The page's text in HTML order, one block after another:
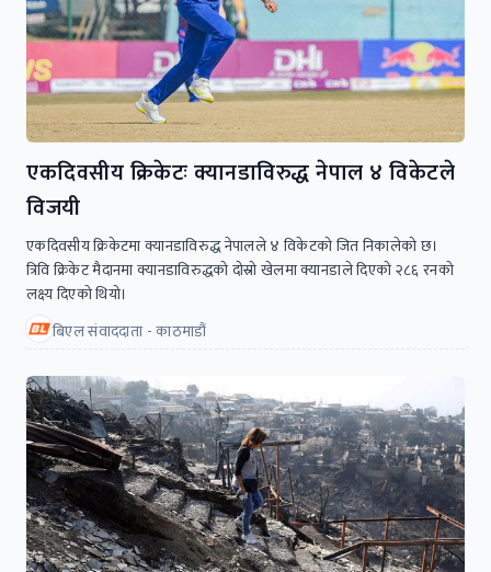
एकदिवसीय क्रिकेटः क्यानडाविरुद्ध नेपाल ४ विकेटले
विजयी
एकदिवसीय क्रिकेटमा क्यानडाविरुद्ध नेपालले ४ विकेटको जित निकालेको छ।
त्रिवि क्रिकेट मैदानमा क्यानडाविरुद्धको दोस्रो खेलमा क्यानडाले दिएको २८६ रनको
लक्ष्य दिएको थियो।
बिएल संवाददाता - काठमाडौं